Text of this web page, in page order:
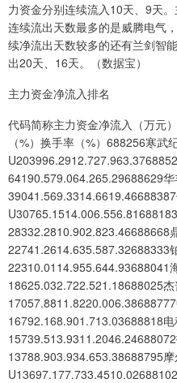
力资金分别连续流入10天、9天
连续流出天数最多的是威腾电气
续净流出天数较多的还有兰剑智
出20天、16天。（数据宝）
主力资金净流入排名
代码简称主力资金净流入（万元
（%）换手率（%）688256寒武
64190.579.064.265.29688629
28332.2810.902.823.46688668
22741.2614.635.587.32688333
22310.0114.955.644.93688041
18625.032.722.521.18688025
16792.168.901.713.03688818电
13788.903.934.653.38688795摩